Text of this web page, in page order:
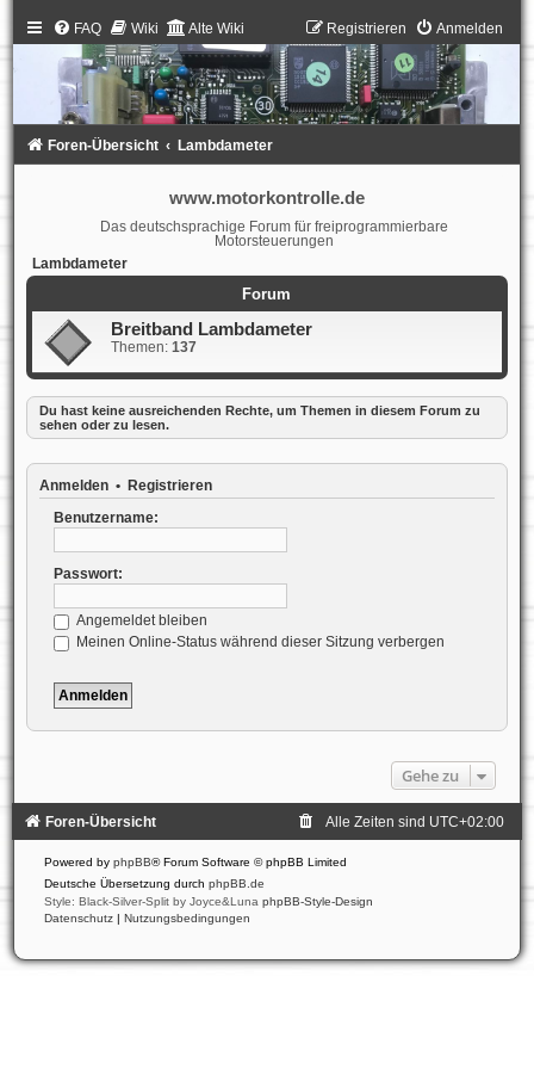
FAQ Wiki Alte Wiki Anmelden
Registrieren
Foren-Übersicht Lambdameter
www.motorkontrolle.de
Das deutschsprachige Forum für freiprogrammierbare
Motorsteuerungen
Lambdameter
Forum
Breitband Lambdameter
Themen: 137
Du hast keine ausreichenden Rechte, um Themen in diesem Forum zu
sehen oder zu lesen.
Anmelden• Registrieren
Benutzername:
Passwort:
Angemeldet bleiben
Meinen Online-Status während dieser Sitzung verbergen
Gehe zu
Foren-Übersicht Alle Zeiten sind UTC+02:00
Powered by phpBB® Forum Software © phpBB Limited
Deutsche Übersetzung durch phpBB.de
Style: Black-Silver-Split by Joyce&Luna phpBB-Style-Design
Datenschutz | Nutzungsbedingungen